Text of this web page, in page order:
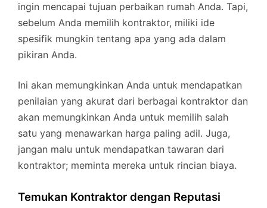
ingin mencapai tujuan perbaikan rumah Anda. Tapi,
sebelum Anda memilih kontraktor, miliki ide
spesifik mungkin tentang apa yang ada dalam
pikiran Anda.
Ini akan memungkinkan Anda untuk mendapatkan
penilaian yang akurat dari berbagai kontraktor dan
akan memungkinkan Anda untuk memilih salah
satu yang menawarkan harga paling adil. Juga,
jangan malu untuk mendapatkan tawaran dari
kontraktor; meminta mereka untuk rincian biaya.
Temukan Kontraktor dengan Reputasi